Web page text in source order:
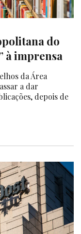
do
à imprensa
da Área
a dar
depois de